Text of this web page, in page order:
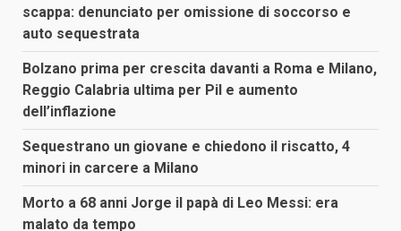
scappa: denunciato per omissione di soccorso e
auto sequestrata
Bolzano prima per crescita davanti a Roma e Milano,
Reggio Calabria ultima per Pil e aumento
dell’inflazione
Sequestrano un giovane e chiedono il riscatto, 4
minori in carcere a Milano
Morto a 68 anni Jorge il papà di Leo Messi: era
malato da tempo